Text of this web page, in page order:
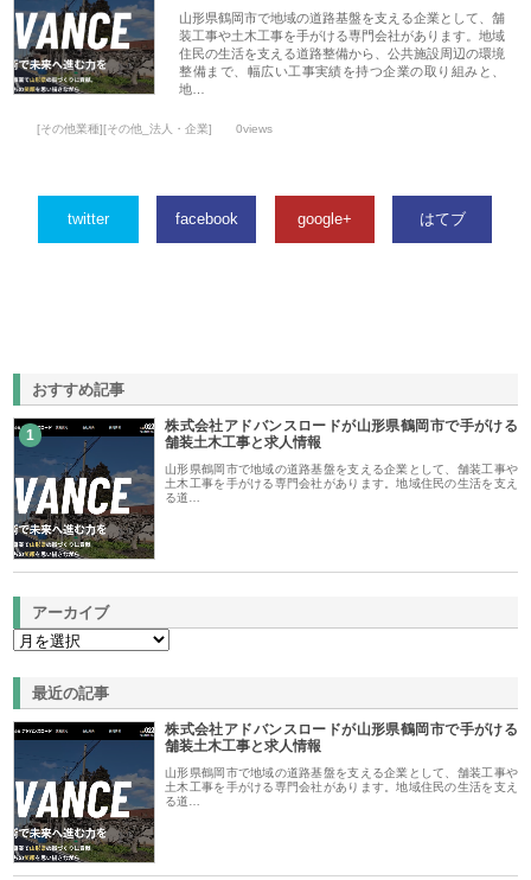
山形県鶴岡市で地域の道路基盤を支える企業として、舗
装工事や土木工事を手がける専門会社があります。地域
住民の生活を支える道路整備から、公共施設周辺の環境
整備まで、幅広い工事実績を持つ企業の取り組みと、
地…
[その他業種][その他_法人・企業] 0views
twitter facebook google+ はてブ
おすすめ記事
1
株式会社アドバンスロードが山形県鶴岡市で手がける
舗装土木工事と求人情報
山形県鶴岡市で地域の道路基盤を支える企業として、舗装工事や
土木工事を手がける専門会社があります。地域住民の生活を支え
る道…
アーカイブ
最近の記事
株式会社アドバンスロードが山形県鶴岡市で手がける
舗装土木工事と求人情報
山形県鶴岡市で地域の道路基盤を支える企業として、舗装工事や
土木工事を手がける専門会社があります。地域住民の生活を支え
る道…